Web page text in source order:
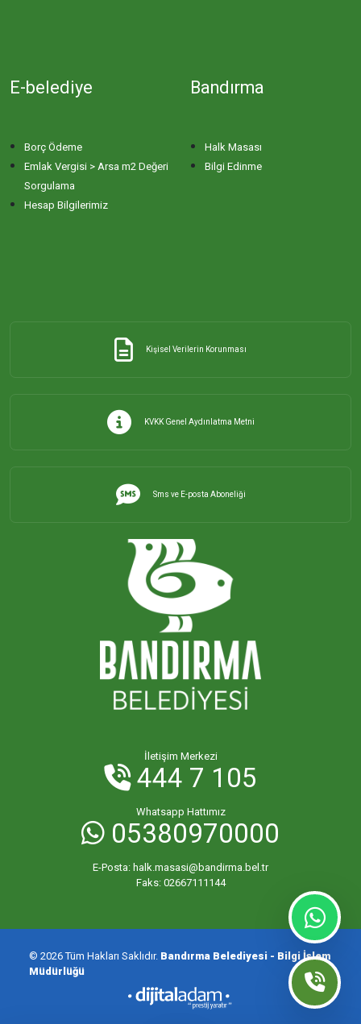
HACI YUSUF MAHALLESİ
HAYDAR ÇAVUŞ MAHALLESİ
KAYACIK MAHALLESİ
KÜLEFLİ MAHALLESİ
LEVENT MAHALLESİ
MAHBUBELER MAHALLESİ
MİSAKÇA MAHALLESİ
ORHANİYE MAHALLESİ
PAŞABAYIR MAHALLESİ
PAŞAKENT MAHALLESİ
PAŞAKONAK MAHALLESİ
SUNULLAH MAHALLESİ
E-belediye
Borç Ödeme
Emlak Vergisi > Arsa m2 Değeri
Sorgulama
Hesap Bilgilerimiz
Bandırma
Halk Masası
Bilgi Edinme
Kişisel Verilerin Korunması
KVKK Genel Aydınlatma Metni
Sms ve E-posta Aboneliği
İletişim Merkezi
444 7 105
Whatsapp Hattımız
05380970000
E-Posta: halk.masasi@bandirma.bel.tr
Faks: 02667111144
© 2026 Tüm Hakları Saklıdır. Bandırma Belediyesi - Bilgi İşlem
Müdürlüğü